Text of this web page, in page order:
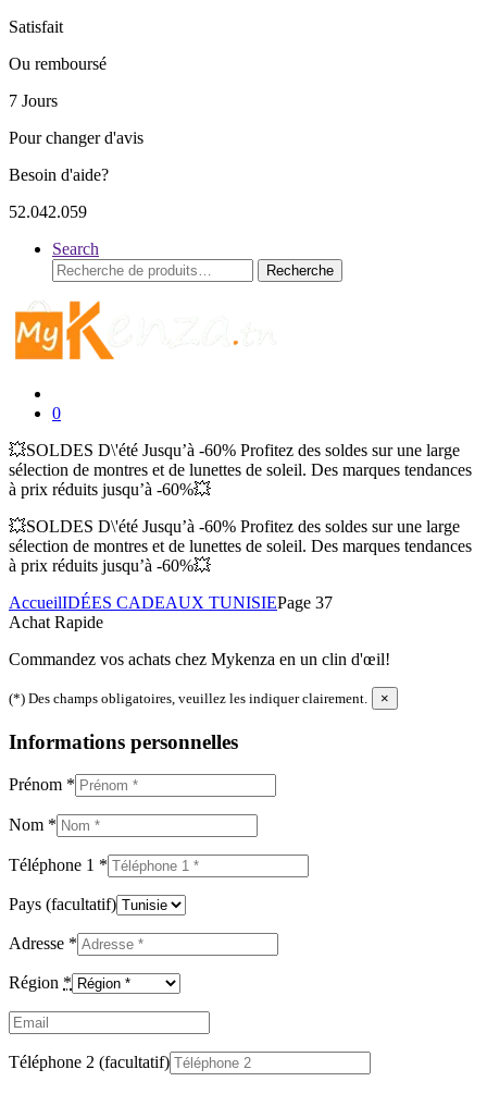
Satisfait
Ou remboursé
7 Jours
Pour changer d'avis
Besoin d'aide?
52.042.059
Search
Recherche
pour :
Recherche
0
💥SOLDES D\'été Jusqu’à -60% Profitez des soldes sur une large
sélection de montres et de lunettes de soleil. Des marques tendances
à prix réduits jusqu’à -60%💥
💥SOLDES D\'été Jusqu’à -60% Profitez des soldes sur une large
sélection de montres et de lunettes de soleil. Des marques tendances
à prix réduits jusqu’à -60%💥
AccueilIDÉES CADEAUX TUNISIEPage 37
Achat Rapide
Commandez vos achats chez Mykenza en un clin d'œil!
(*) Des champs obligatoires, veuillez les indiquer clairement. ×
Informations personnelles
Prénom *
Nom *
Téléphone 1 *
Pays (facultatif)
Adresse *
Région *
Email
Téléphone 2 (facultatif)